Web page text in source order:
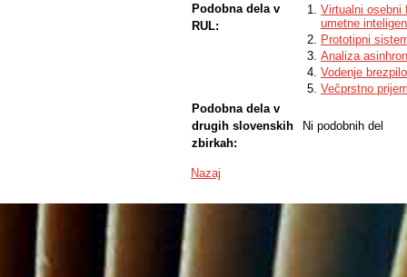
Podobna dela v
RUL:
Virtualni osebni
umetne
Prototipni
Analiza
Vodenje
Večprstno
Podobna dela v
drugih slovenskih
zbirkah:
Ni podobnih del
Nazaj